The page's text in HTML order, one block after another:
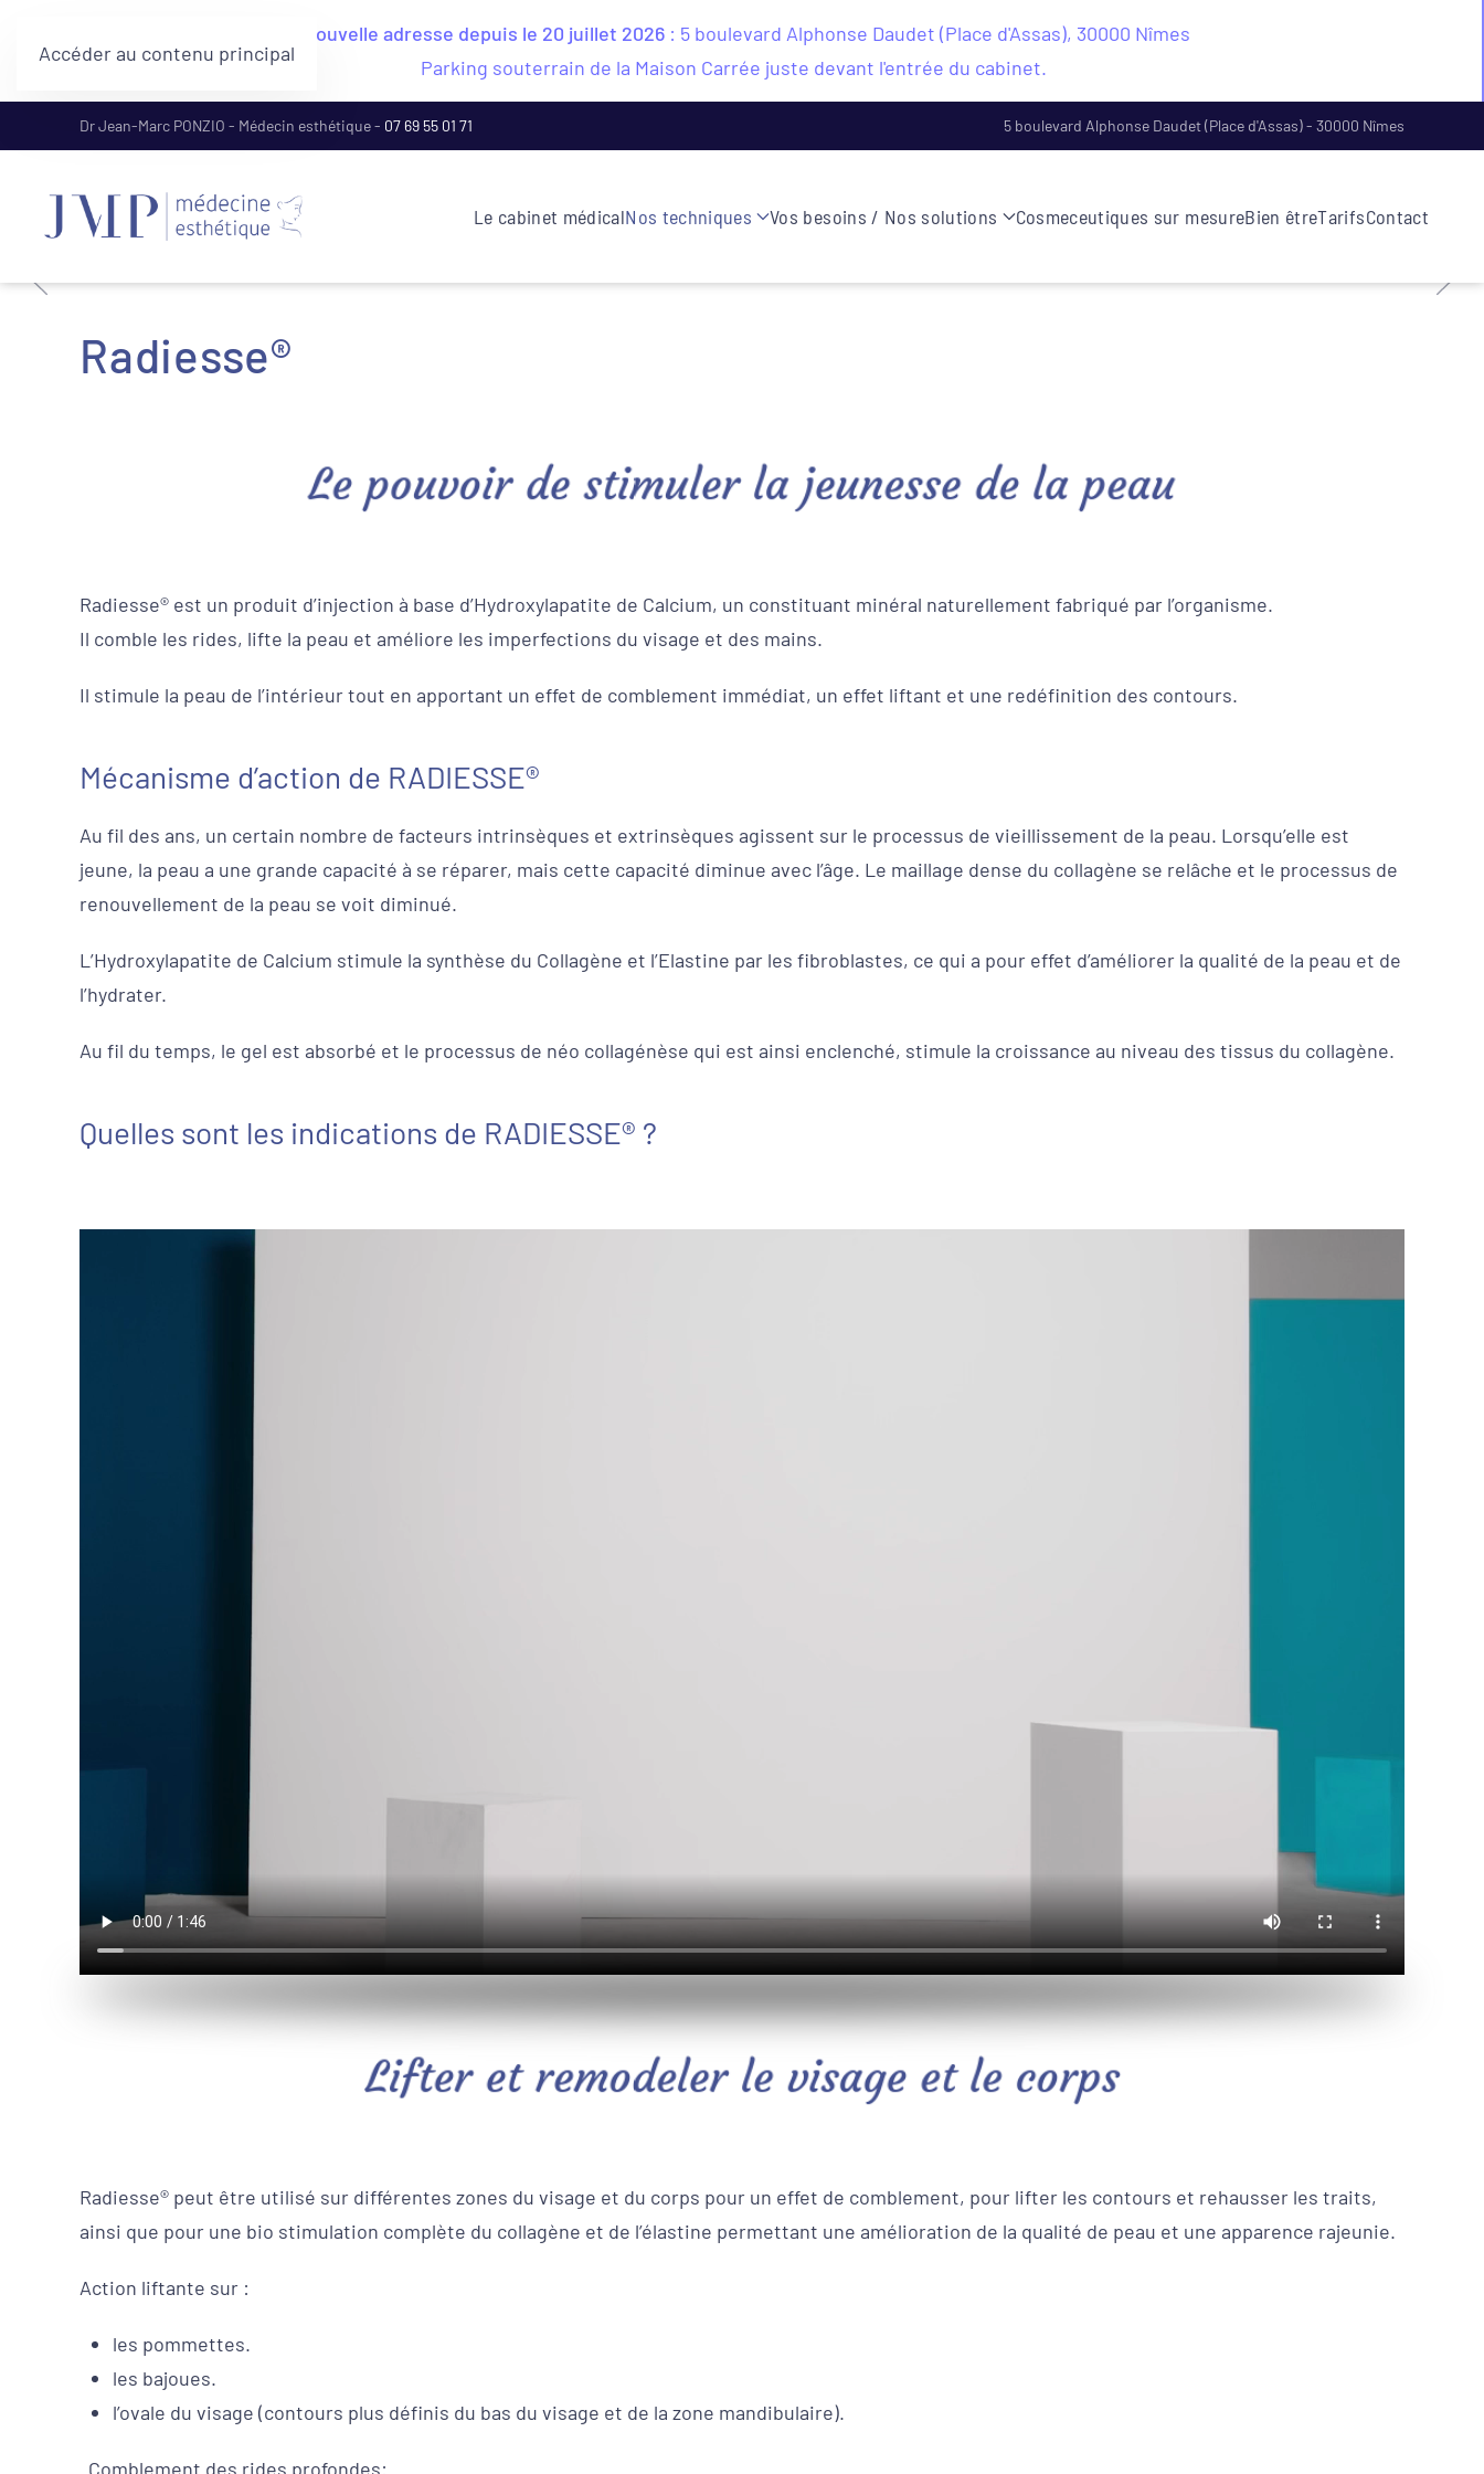
Nouvelle adresse depuis le 20 juillet 2026 : 5 boulevard Alphonse Daudet (Place d'Assas), 30000 Nîmes
Parking souterrain de la Maison Carrée juste devant l'entrée du cabinet.
Accéder au contenu principal
Dr Jean-Marc PONZIO - Médecin esthétique - 07 69 55 01 71 5 boulevard Alphonse Daudet (Place d'Assas) - 30000 Nîmes
Le cabinet médicalNos techniques Vos besoins / Nos solutions Cosmeceutiques sur mesureBien êtreTarifsContact
Radiesse®
Le pouvoir de stimuler la jeunesse de la peau
Radiesse® est un produit d’injection à base d’Hydroxylapatite de Calcium, un constituant minéral naturellement fabriqué par l’organisme.
Il comble les rides, lifte la peau et améliore les imperfections du visage et des mains.
Il stimule la peau de l’intérieur tout en apportant un effet de comblement immédiat, un effet liftant et une redéfinition des contours.
Mécanisme d’action de RADIESSE®
Au fil des ans, un certain nombre de facteurs intrinsèques et extrinsèques agissent sur le processus de vieillissement de la peau. Lorsqu’elle est
jeune, la peau a une grande capacité à se réparer, mais cette capacité diminue avec l’âge. Le maillage dense du collagène se relâche et le processus de
renouvellement de la peau se voit diminué.
L’Hydroxylapatite de Calcium stimule la synthèse du Collagène et l’Elastine par les fibroblastes, ce qui a pour effet d’améliorer la qualité de la peau et de
l’hydrater.
Au fil du temps, le gel est absorbé et le processus de néo collagénèse qui est ainsi enclenché, stimule la croissance au niveau des tissus du collagène.
Quelles sont les indications de RADIESSE® ?
Lifter et remodeler le visage et le corps
Radiesse® peut être utilisé sur différentes zones du visage et du corps pour un effet de comblement, pour lifter les contours et rehausser les traits,
ainsi que pour une bio stimulation complète du collagène et de l’élastine permettant une amélioration de la qualité de peau et une apparence rajeunie.
Action liftante sur :
les pommettes.
les bajoues.
l’ovale du visage (contours plus définis du bas du visage et de la zone mandibulaire).
Comblement des rides profondes: